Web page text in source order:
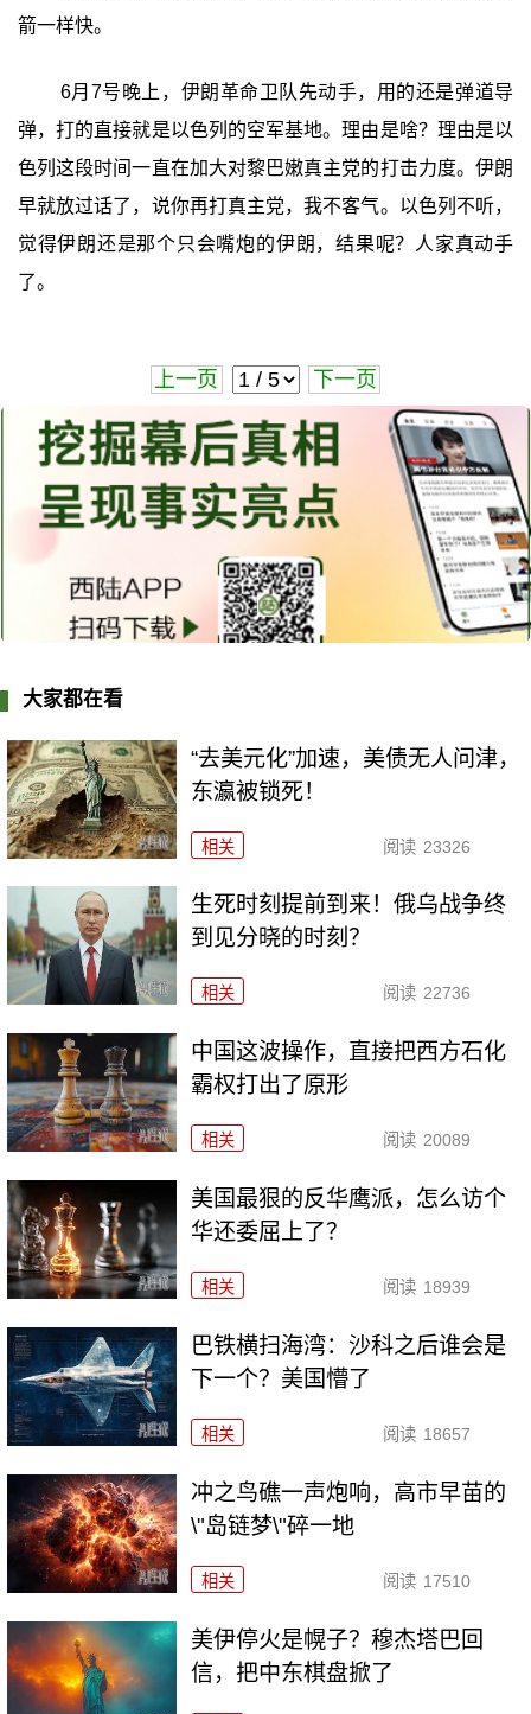
箭一样快。
6月7号晚上，伊朗革命卫队先动手，用的还是弹道导
弹，打的直接就是以色列的空军基地。理由是啥？理由是以
色列这段时间一直在加大对黎巴嫩真主党的打击力度。伊朗
早就放过话了，说你再打真主党，我不客气。以色列不听，
觉得伊朗还是那个只会嘴炮的伊朗，结果呢？人家真动手
了。
上一页 下一页
大家都在看
“去美元化”加速，美债无人问津，
东瀛被锁死！
相关 阅读 23326
生死时刻提前到来！俄乌战争终
到见分晓的时刻？
相关 阅读 22736
中国这波操作，直接把西方石化
霸权打出了原形
相关 阅读 20089
美国最狠的反华鹰派，怎么访个
华还委屈上了？
相关 阅读 18939
巴铁横扫海湾：沙科之后谁会是
下一个？美国懵了
相关 阅读 18657
冲之鸟礁一声炮响，高市早苗的
\"岛链梦\"碎一地
相关 阅读 17510
美伊停火是幌子？穆杰塔巴回
信，把中东棋盘掀了